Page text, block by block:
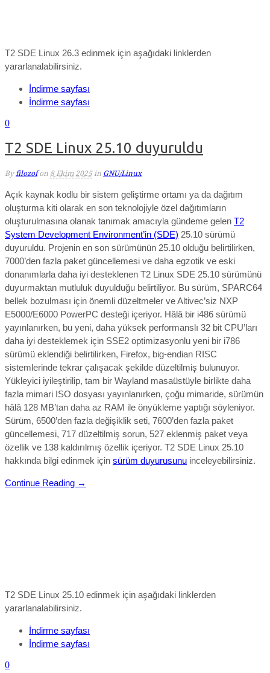
T2 SDE Linux 26.3 edinmek için aşağıdaki linklerden
yararlanalabilirsiniz.
İndirme sayfası
İndirme sayfası
0
T2 SDE Linux 25.10 duyuruldu
By filozof on 8 Ekim 2025 in GNU/Linux
Açık kaynak kodlu bir sistem geliştirme ortamı ya da dağıtım
oluşturma kiti olarak en son teknolojiyle özel dağıtımların
oluşturulmasına olanak tanımak amacıyla gündeme gelen T2
System Development Environment’in (SDE) 25.10 sürümü
duyuruldu. Projenin en son sürümünün 25.10 olduğu belirtilirken,
7000’den fazla paket güncellemesi ve daha egzotik ve eski
donanımlarla daha iyi desteklenen T2 Linux SDE 25.10 sürümünü
duyurmaktan mutluluk duyulduğu belirtiliyor. Bu sürüm, SPARC64
bellek bozulması için önemli düzeltmeler ve Altivec’siz NXP
E5000/E6000 PowerPC desteği içeriyor. Hâlâ bir i486 sürümü
yayınlanırken, bu yeni, daha yüksek performanslı 32 bit CPU’ları
daha iyi desteklemek için SSE2 optimizasyonlu yeni bir i786
sürümü eklendiği belirtilirken, Firefox, big-endian RISC
sistemlerinde tekrar çalışacak şekilde düzeltilmiş bulunuyor.
Yükleyici iyileştirilip, tam bir Wayland masaüstüyle birlikte daha
fazla mimari ISO dosyası yayınlanırken, çoğu mimaride, sürümün
hâlâ 128 MB’tan daha az RAM ile önyükleme yaptığı söyleniyor.
Sürüm, 6500’den fazla değişiklik seti, 7600’den fazla paket
güncellemesi, 717 düzeltilmiş sorun, 527 eklenmiş paket veya
özellik ve 138 kaldırılmış özellik içeriyor. T2 SDE Linux 25.10
hakkında bilgi edinmek için sürüm duyurusunu inceleyebilirsiniz.
Continue Reading →
T2 SDE Linux 25.10 edinmek için aşağıdaki linklerden
yararlanalabilirsiniz.
İndirme sayfası
İndirme sayfası
0